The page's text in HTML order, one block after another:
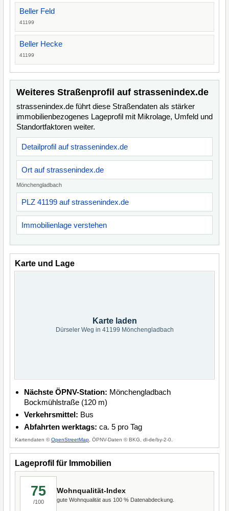
Beller Feld
41199
Beller Hecke
41199
Weiteres Straßenprofil auf strassenindex.de
strassenindex.de führt diese Straßendaten als stärker
immobilienbezogenes Lageprofil mit Mikrolage, Umfeld und
Standortfaktoren weiter.
Detailprofil auf strassenindex.de
Ort auf strassenindex.de
Mönchengladbach
PLZ 41199 auf strassenindex.de
Immobilienlage verstehen
Karte und Lage
Karte laden
Dürseler Weg in 41199 Mönchengladbach
Nächste ÖPNV-Station: Mönchengladbach
Bockmühlstraße (120 m)
Verkehrsmittel: Bus
Abfahrten werktags: ca. 5 pro Tag
Kartendaten ©OpenStreetMap , ÖPNV-Daten © BKG, dl-de/by-2-0.
Lageprofil für Immobilien
75
/100
Wohnqualität-Index
gute Wohnqualität aus 100 % Datenabdeckung.